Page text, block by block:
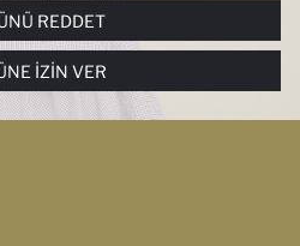
DAHA IŞLEVSEL KILINMASI VE
VERMENIZ HALINDE, SIZLERE
YAPILMASI AMAÇLARIYLA
ÇEREZLERE DAIR TERCIHLERINIZI
HER ZAMAN YÖNETEBILIR,
BILGIYE ÇEREZ AYDINLATMA
REDDET
İZIN VER